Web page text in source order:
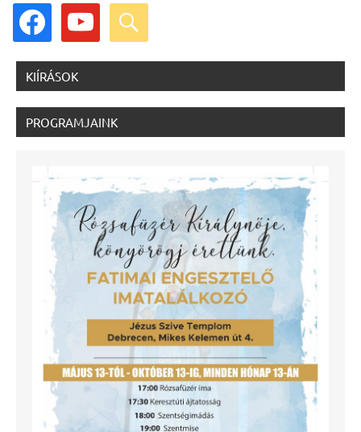
facebook youtube search
KIÍRÁSOK
PROGRAMJAINK